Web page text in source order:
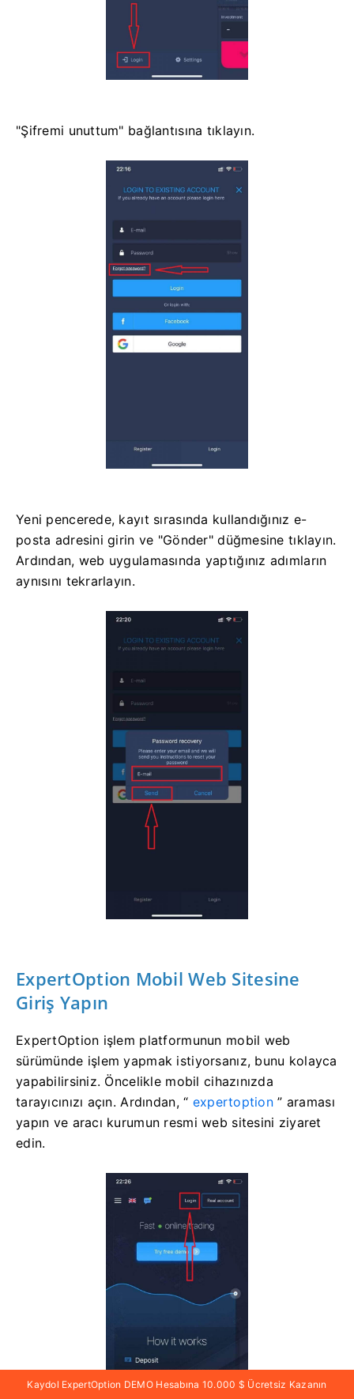
"Şifremi unuttum" bağlantısına tıklayın.
Yeni pencerede, kayıt sırasında kullandığınız e-
posta adresini girin ve "Gönder" düğmesine tıklayın.
Ardından, web uygulamasında yaptığınız adımların
aynısını tekrarlayın.
ExpertOption Mobil Web Sitesine
Giriş Yapın
ExpertOption işlem platformunun mobil web
sürümünde işlem yapmak istiyorsanız, bunu kolayca
yapabilirsiniz. Öncelikle mobil cihazınızda
tarayıcınızı açın. Ardından, “ expertoption ” araması
yapın ve aracı kurumun resmi web sitesini ziyaret
edin.
Kaydol ExpertOption DEMO Hesabına 10.000 $ Ücretsiz Kazanın